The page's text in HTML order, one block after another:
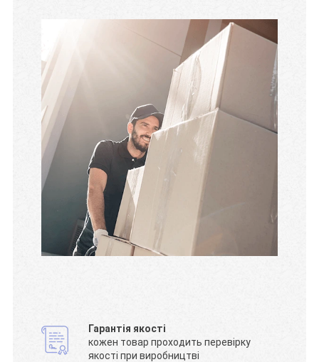
Гарантія якості
кожен товар проходить перевірку
якості при виробництві